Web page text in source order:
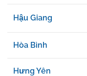
Hậu Giang
Hòa Bình
Hưng Yên